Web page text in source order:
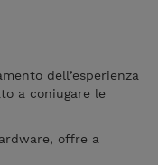
dell’esperienza
a coniugare le
offre a